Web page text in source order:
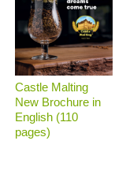
Castle Malting
New Brochure in
English (110
pages)